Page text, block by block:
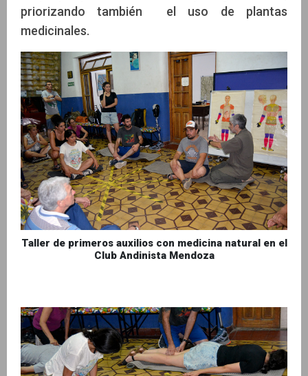
priorizando también el uso de plantas
medicinales.
Taller de primeros auxilios con medicina natural en el
Club Andinista Mendoza